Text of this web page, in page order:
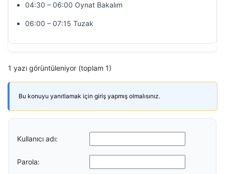
04:30 – 06:00 Oynat Bakalım
06:00 – 07:15 Tuzak
1 yazı görüntüleniyor (toplam 1)
Bu konuyu yanıtlamak için giriş yapmış olmalısınız.
Kullanıcı adı:
Parola: